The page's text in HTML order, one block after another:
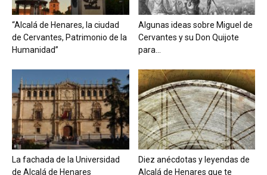
“Alcalá de Henares, la ciudad
de Cervantes, Patrimonio de la
Humanidad”
Algunas ideas sobre Miguel de
Cervantes y su Don Quijote
para...
La fachada de la Universidad
de Alcalá de Henares
Diez anécdotas y leyendas de
Alcalá de Henares que te